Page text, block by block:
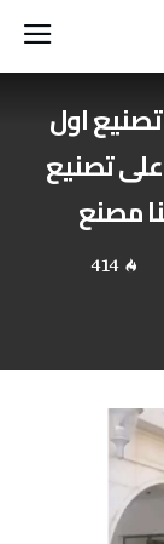
اول
تصنيع
مصنع
414